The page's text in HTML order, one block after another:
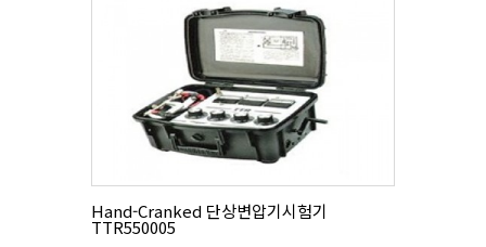
Hand-Cranked 단상변압기시험기
TTR550005